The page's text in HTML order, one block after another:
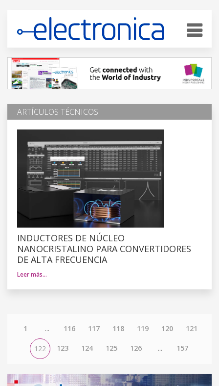
ARTÍCULOS TÉCNICOS
INDUCTORES DE NÚCLEO
NANOCRISTALINO PARA CONVERTIDORES
DE ALTA FRECUENCIA
Leer más…
1 ... 116 117 118 119 120 121
122 123 124 125 126 ... 157